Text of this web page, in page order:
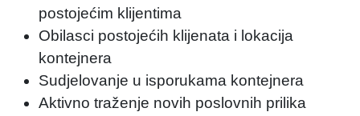
postojećim klijentima
Obilasci postojećih klijenata i lokacija
kontejnera
Sudjelovanje u isporukama kontejnera
Aktivno traženje novih poslovnih prilika